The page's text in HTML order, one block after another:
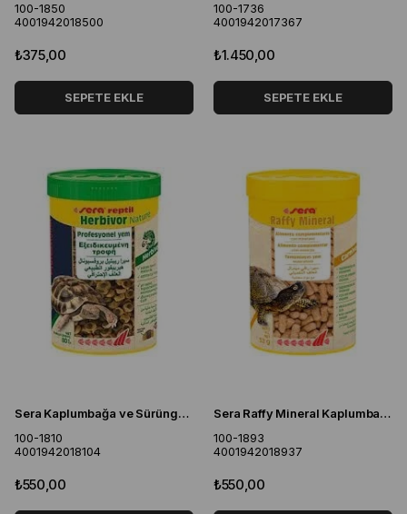
100-1850
4001942018500
₺375,00
SEPETE EKLE
100-1736
4001942017367
₺1.450,00
SEPETE EKLE
Sera Kaplumbağa ve Sürüngen Yemi Otçul Nature 250 ML
100-1810
4001942018104
₺550,00
Sera Raffy Mineral Kaplumbağa Yemi 250 ML
100-1893
4001942018937
₺550,00